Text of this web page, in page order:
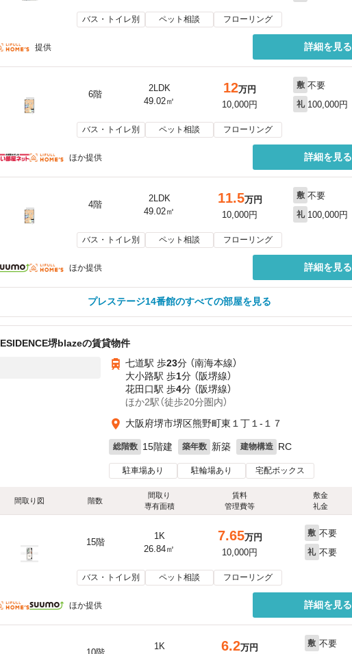
バス・トイレ別 ペット相談 フローリング
提供 詳細を見る
6階
2LDK
49.02㎡
12万円
10,000円
敷 不要
礼 100,000円
バス・トイレ別 ペット相談 フローリング
ほか提供 詳細を見る
4階
2LDK
49.02㎡
11.5万円
10,000円
敷 不要
礼 100,000円
バス・トイレ別 ペット相談 フローリング
ほか提供 詳細を見る
プレステージ14番館のすべての部屋を見る
堺blazeの賃貸物件
七道駅 歩23分 （南海本線）
大小路駅 歩1分 （阪堺線）
花田口駅 歩4分 （阪堺線）
ほか2駅（徒歩20分圏内）
大阪府堺市堺区熊野町東１丁１-１７
総階数 15階建 築年数 新築 建物構造 RC
駐車場あり 駐輪場あり 宅配ボックス
間取り図 階数
間取り
専有面積
賃料
管理費等
敷金
礼金
15階
1K
26.84㎡
7.65万円
10,000円
敷 不要
礼 不要
バス・トイレ別 ペット相談 フローリング
ほか提供 詳細を見る
1K
6.2万円
敷 不要